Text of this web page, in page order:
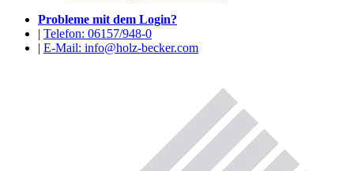
Probleme mit dem Login?
| Telefon: 06157/948-0
| E-Mail: info@holz-becker.com